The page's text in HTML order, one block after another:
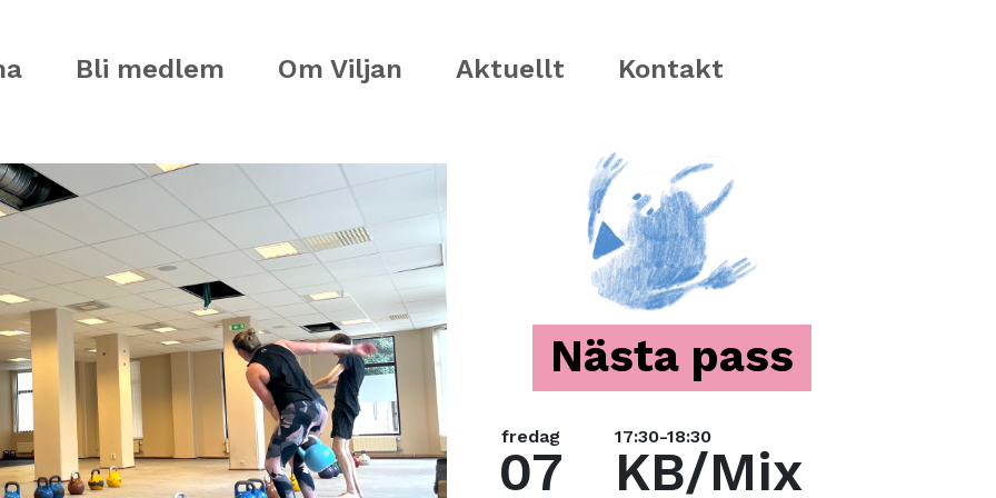
Bli medlem Om Viljan Aktuellt Kontakt
Nästa pass
fredag
07
17:30-18:30
KB/Mix